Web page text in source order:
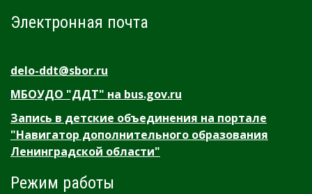
Электронная почта
delo-ddt@sbor.ru
МБОУДО "ДДТ" на bus.gov.ru
Запись в детские объединения на портале
"Навигатор дополнительного образования
Ленинградской области"
Режим работы